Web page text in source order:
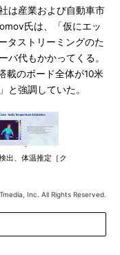
は産業および自動車市
氏は、「仮にエッ
タストリーミングのた
バ代もかかってくる。
載のボード全体が10米
と強調していた。
出、体温推定［ク
Inc. All Rights Reserved.